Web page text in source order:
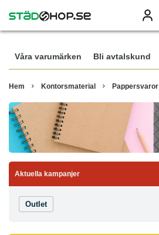
Våra varumärken Bli avtalskund
Hem Kontorsmaterial Pappersvaror
Aktuella kampanjer
Outlet